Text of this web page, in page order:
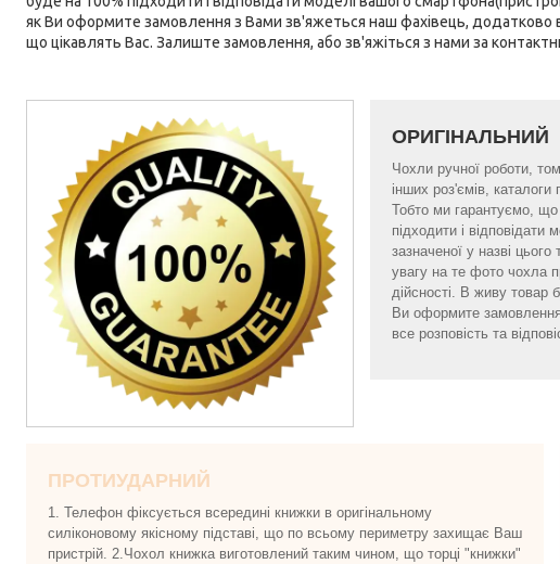
як Ви оформите замовлення з Вами зв'яжеться наш фахівець, додатково
що цікавлять Вас. Залиште замовлення, або зв'яжіться з нами за
ОРИГІНАЛЬНИЙ
Чохли ручної роботи,
інших роз'ємів,
Тобто ми гарантуємо,
підходити і
зазначеної у назві
увагу на те фото чохла
дійсності. В живу товар
Ви оформите
все розповість та
ПРОТИУДАРНИЙ
1. Телефон фіксується всередині книжки в оригінальному
силіконовому якісному підставі, що по всьому периметру захищає Ваш
пристрій. 2.Чохол книжка виготовлений таким чином, що торці "книжки"